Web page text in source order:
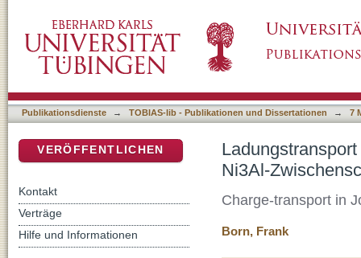
Publikationsdienste → TOBIAS-lib - Publikationen und Dissertationen → 7
Ni3Al-
Charge-transport in
Born, Frank
VERÖFFENTLICHEN
Kontakt
Verträge
Hilfe und Informationen